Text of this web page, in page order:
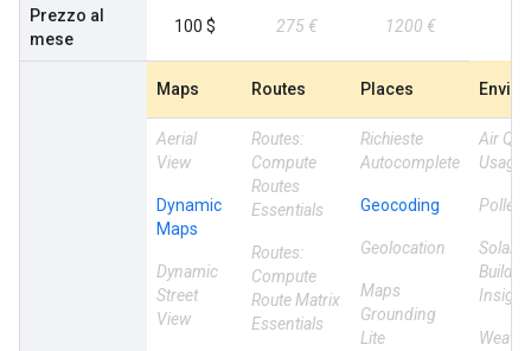
Prezzo al
mese
100 $ 275 € 1200 €
Maps Routes Places
Aerial
View
Dynamic
Maps
Dynamic
Street
View
Routes:
Compute
Routes
Essentials
Routes:
Compute
Route Matrix
Essentials
Richieste
Autocomplete
Geocoding
Geolocation
Maps
Grounding
Lite
Air
Usage
Pollen
Solar